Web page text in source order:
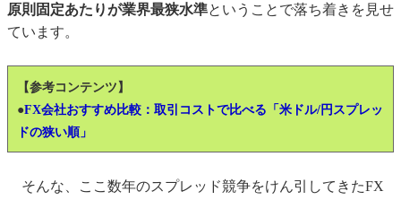
原則固定あたりが業界最狭水準ということで落ち着きを見せ
ています。
【参考コンテンツ】
●FX会社おすすめ比較：取引コストで比べる「米ドル/円スプレッ
ドの狭い順」
そんな、ここ数年のスプレッド競争をけん引してきたFX